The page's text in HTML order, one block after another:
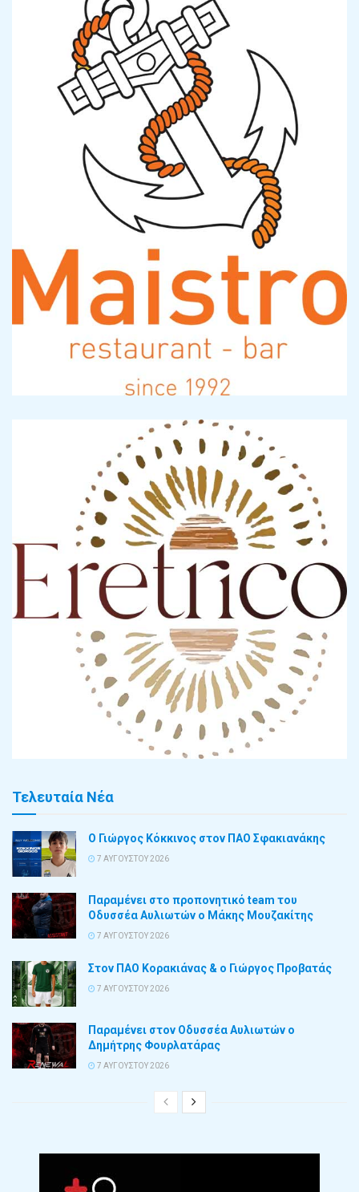
Τελευταία Νέα
Ο Γιώργος Κόκκινος στον ΠΑΟ Σφακιανάκης
7 ΑΥΓΟΎΣΤΟΥ 2026
Παραμένει στο προπονητικό team του
Οδυσσέα Αυλιωτών ο Μάκης Μουζακίτης
7 ΑΥΓΟΎΣΤΟΥ 2026
Στον ΠΑΟ Κορακιάνας & ο Γιώργος Προβατάς
7 ΑΥΓΟΎΣΤΟΥ 2026
Παραμένει στον Οδυσσέα Αυλιωτών ο
Δημήτρης Φουρλατάρας
7 ΑΥΓΟΎΣΤΟΥ 2026